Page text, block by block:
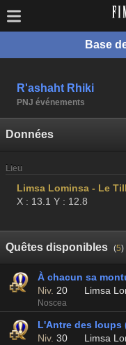
Base
R'ashaht Rhiki
PNJ événements
Données
Lieu
Limsa Lominsa - Le
X : 13.1 Y : 12.8
Quêtes disponibles (5)
À chacun sa
Niv. 20 Limsa
Noscea
L'Antre des loups
Niv. 30 Limsa